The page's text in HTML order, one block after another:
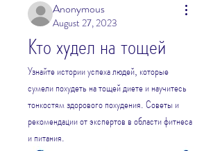
Anonymous
August 27, 2023
Кто худел на тощей
Узнайте истории успеха людей, которые
сумели похудеть на тощей диете и научитесь
тонкостям здорового похудения. Советы и
рекомендации от экспертов в области фитнеса
и питания.